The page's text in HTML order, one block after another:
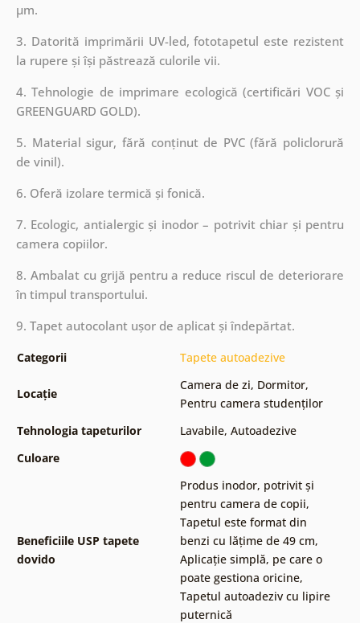
µm.
3. Datorită imprimării UV-led, fototapetul este rezistent
la rupere și își păstrează culorile vii.
4. Tehnologie de imprimare ecologică (certificări VOC și
GREENGUARD GOLD).
5. Material sigur, fără conținut de PVC (fără policlorură
de vinil).
6. Oferă izolare termică și fonică.
7. Ecologic, antialergic și inodor – potrivit chiar și pentru
camera copiilor.
8. Ambalat cu grijă pentru a reduce riscul de deteriorare
în timpul transportului.
9. Tapet autocolant ușor de aplicat și îndepărtat.
Categorii Tapete autoadezive
Locație
Camera de zi, Dormitor,
Pentru camera studenților
Tehnologia tapeturilor
Lavabile, Autoadezive
Culoare
Beneficiile USP tapete
dovido
Produs inodor, potrivit și
pentru camera de copii,
Tapetul este format din
benzi cu lățime de 49 cm,
Aplicație simplă, pe care o
poate gestiona oricine,
Tapetul autoadeziv cu lipire
puternică